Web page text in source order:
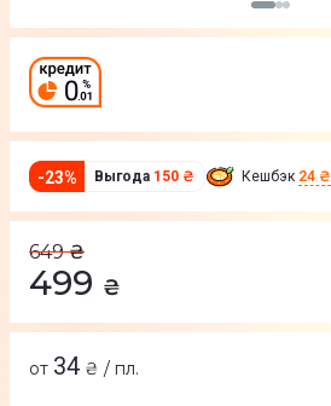
-23% Выгода 150 ₴ Кешбэк 24 ₴
649 ₴
499 ₴
от 34 ₴ / пл.